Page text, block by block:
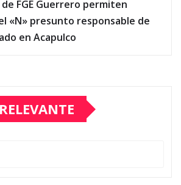
FGE Guerrero permiten
«N» presunto responsable de
en Acapulco